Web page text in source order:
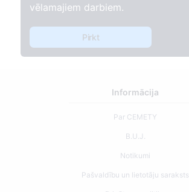
vēlamajiem darbiem.
Pirkt
Informācija
Par CEMETY
B.U.J.
Notikumi
Pašvaldību un lietotāju saraksts